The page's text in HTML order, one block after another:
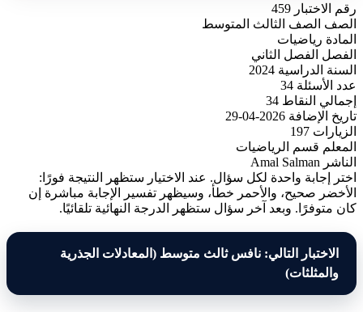
رقم الاختبار 459
الصف
الصف الثالث المتوسط
المادة رياضيات
الفصل
الفصل الثاني
السنة الدراسية 2024
عدد الأسئلة 34
إجمالي النقاط 34
تاريخ الإضافة 2026-04-29
الزيارات 197
المعلم قسم الرياضيات
الناشر Amal Salman
اختر إجابة واحدة لكل سؤال. عند الاختيار ستظهر النتيجة فورًا:
الأخضر صحيح، والأحمر خطأ، وسيظهر تفسير الإجابة مباشرة إن
كان متوفرًا. وبعد آخر سؤال ستظهر الدرجة النهائية تلقائيًا.
الاختبار التالي: نافس ثالث متوسط (المعادلات الجذرية
والمثلثات)